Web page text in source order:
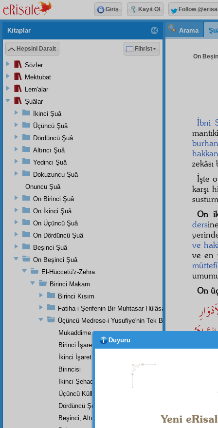
Arama
On
İbni
burhan
İşte
karşı
On
ders
ve
ve en
On
Dipnot-1
Kitaplar
Hepsini Daralt Fihrist
Sözler
Mektubat
Lem'alar
Şuâlar
İkinci Şuâ
Üçüncü Şuâ
Dördüncü Şuâ
Altıncı Şuâ
Yedinci Şuâ
Dokuzuncu Şuâ
Onuncu Şuâ
On Birinci Şuâ
On İkinci Şuâ
On Üçüncü Şuâ
On Dördüncü Şuâ
Beşinci Şuâ
On Beşinci Şuâ
El-Hüccetü'z-Zehra
Birinci Makam
Birinci Kısım
Fatiha-i Şerifenin Bir Muhtasar Hülâsası
Üçüncü Medrese-i Yusufiye'nin Tek Bir Dersinin Üçüncü
Mukaddime
Birinci İşaret
İkinci İşaret
Birincisi
İkinci Şehadet
Üçüncü Küllî Şehadet
Dördüncü Şehadet
Beşinci, Altıncı, Yedinci, Sekizinci Küllî Şehadetler
Giriş Kayıt Ol Follow
Duyuru